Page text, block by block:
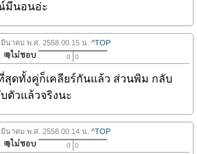
มีนอนอ่ะ
มีนาคม พ.ศ. 2558 00.15 น. ^TOP
0 0
สุดทั้งคู่ก็เคลียร์กันแล้ว ส่วนพิม กลับ
ตัวแล้วจริงนะ
มีนาคม พ.ศ. 2558 00.14 น. ^TOP
0 0